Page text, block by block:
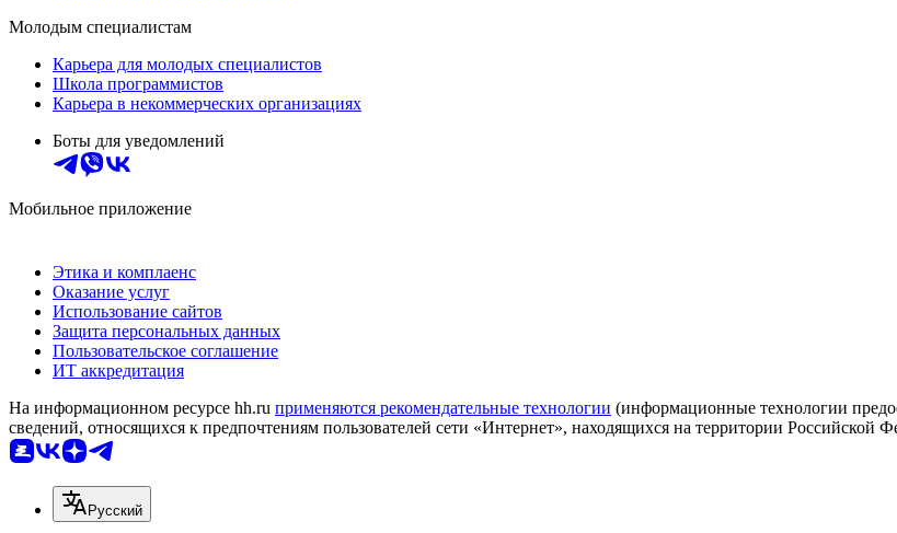
Молодым специалистам
Карьера для молодых специалистов
Школа программистов
Карьера в некоммерческих организациях
Боты для уведомлений
Мобильное приложение
Этика и комплаенс
Оказание услуг
Использование сайтов
Защита персональных данных
Пользовательское соглашение
ИТ аккредитация
На информационном ресурсе hh.ru применяются рекомендательные технологии (информационные технологии
сведений, относящихся к предпочтениям пользователей сети «Интернет», находящихся на территории Российской
Русский